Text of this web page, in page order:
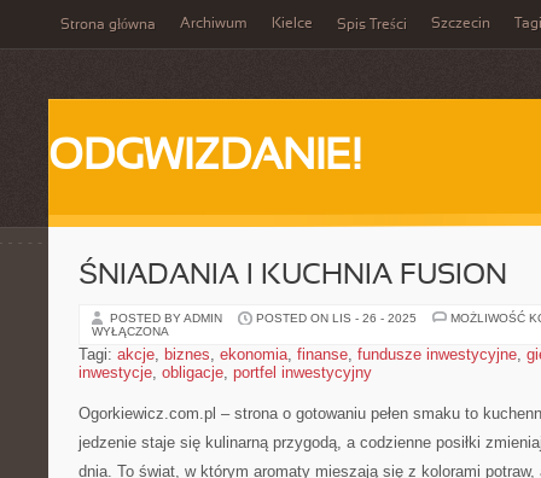
Strona główna Archiwum Kielce Spis Treści Szczecin Tagi
ODGWIZDANIE!
ŚNIADANIA I KUCHNIA FUSION
POSTED BY ADMIN POSTED ON LIS - 26 - 2025
MOŻLIWOŚĆ
WYŁĄCZONA
Tagi: akcje, biznes, ekonomia, finanse, fundusze inwestycyjne,
inwestycje, obligacje, portfel inwestycyjny
Ogorkiewicz.com.pl – strona o gotowaniu pełen smaku to
jedzenie staje się kulinarną przygodą, a codzienne posiłki
dnia. To świat, w którym aromaty mieszają się z kolorami potraw,